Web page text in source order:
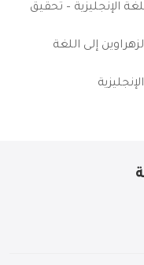
الإنجليزية – تحقيق
إلى اللغة